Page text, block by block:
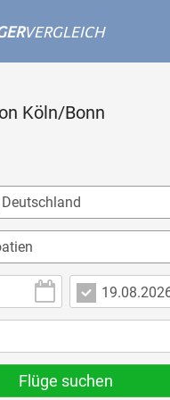
VERGLEICH
Köln/Bonn
Flüge suchen